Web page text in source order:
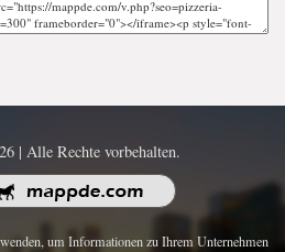
| Alle Rechte vorbehalten.
um Informationen zu Ihrem Unternehmen